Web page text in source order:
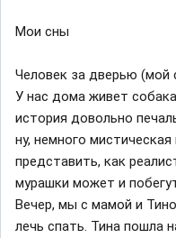
Мои сны
Человек за дверью (мой
У нас дома живет
история довольно
ну, немного
представить, как
мурашки может и
Вечер, мы с мамой и
лечь спать. Тина пошла